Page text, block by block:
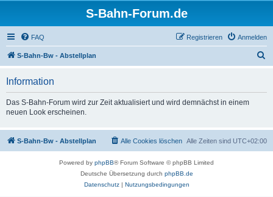
S-Bahn-Forum.de
FAQ Anmelden
Registrieren
S-Bahn-Bw - Abstellplan
Information
Das S-Bahn-Forum wird zur Zeit aktualisiert und wird demnächst in einem
neuen Look erscheinen.
S-Bahn-Bw - Abstellplan Alle Zeiten sind UTC+02:00
Alle Cookies löschen
Powered by phpBB® Forum Software © phpBB Limited
Deutsche Übersetzung durch phpBB.de
Datenschutz| Nutzungsbedingungen